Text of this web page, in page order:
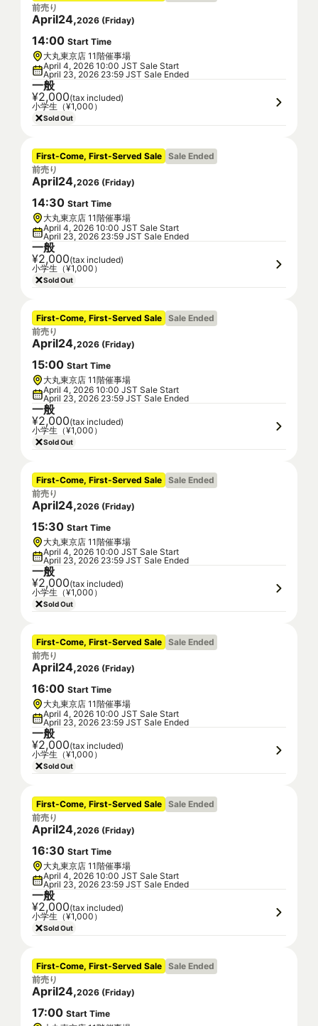
前売り
April24,2026 (Friday)
14:00 Start Time
大丸東京店 11階催事場
April 4, 2026 10:00 JST Sale Start
April 23, 2026 23:59 JST Sale Ended
一般
¥2,000(tax included)
小学生（¥1,000）
Sold Out
First-Come, First-Served Sale Sale Ended
前売り
April24,2026 (Friday)
14:30 Start Time
大丸東京店 11階催事場
April 4, 2026 10:00 JST Sale Start
April 23, 2026 23:59 JST Sale Ended
一般
¥2,000(tax included)
小学生（¥1,000）
Sold Out
First-Come, First-Served Sale Sale Ended
前売り
April24,2026 (Friday)
15:00 Start Time
大丸東京店 11階催事場
April 4, 2026 10:00 JST Sale Start
April 23, 2026 23:59 JST Sale Ended
一般
¥2,000(tax included)
小学生（¥1,000）
Sold Out
First-Come, First-Served Sale Sale Ended
前売り
April24,2026 (Friday)
15:30 Start Time
大丸東京店 11階催事場
April 4, 2026 10:00 JST Sale Start
April 23, 2026 23:59 JST Sale Ended
一般
¥2,000(tax included)
小学生（¥1,000）
Sold Out
First-Come, First-Served Sale Sale Ended
前売り
April24,2026 (Friday)
16:00 Start Time
大丸東京店 11階催事場
April 4, 2026 10:00 JST Sale Start
April 23, 2026 23:59 JST Sale Ended
一般
¥2,000(tax included)
小学生（¥1,000）
Sold Out
First-Come, First-Served Sale Sale Ended
前売り
April24,2026 (Friday)
16:30 Start Time
大丸東京店 11階催事場
April 4, 2026 10:00 JST Sale Start
April 23, 2026 23:59 JST Sale Ended
一般
¥2,000(tax included)
小学生（¥1,000）
Sold Out
First-Come, First-Served Sale Sale Ended
前売り
April24,2026 (Friday)
17:00 Start Time